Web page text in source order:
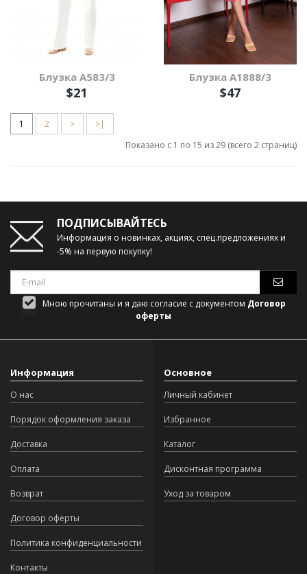
Блузка А583/3
$21
Блузка A1888/3
$47
1 2 >
>|
Показано с 1 по 15 из 29 (всего 2 страниц)
ПОДПИСЫВАЙТЕСЬ
Информация о новинках, акциях, спец.предложениях и
-5% на первую покупку!
Мною прочитаны и я даю согласие с документом Договор
оферты
Информация
О нас
Порядок оформления заказа
Доставка
Оплата
Возврат
Договор оферты
Политика конфиденциальности
Контакты
Основное
Личный кабинет
Избранное
Каталог
Дисконтная программа
Уход за товаром